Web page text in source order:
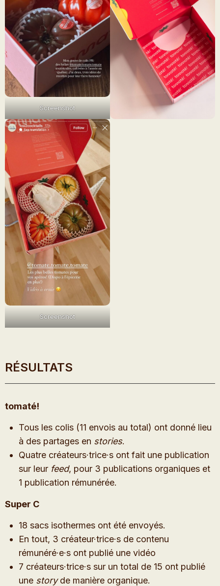
Screenshot
Screenshot
RÉSULTATS
tomaté!
Tous les colis (11 envois au total) ont donné lieu
à des partages en stories.
Quatre créateurs·trice·s ont fait une publication
sur leur feed, pour 3 publications organiques et
1 publication rémunérée.
Super C
18 sacs isothermes ont été envoyés.
En tout, 3 créateur·trice·s de contenu
rémunéré·e·s ont publié une vidéo
7 créateurs·trice·s sur un total de 15 ont publié
une storyde manière organique.